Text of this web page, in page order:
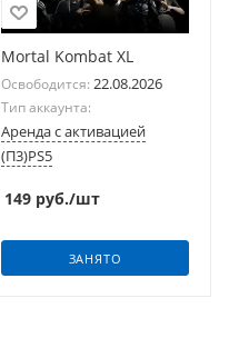
Mortal Kombat XL
Освободится: 22.08.2026
Тип аккаунта:
Аренда с активацией
(П3)PS5
149 руб./шт
ЗАНЯТО